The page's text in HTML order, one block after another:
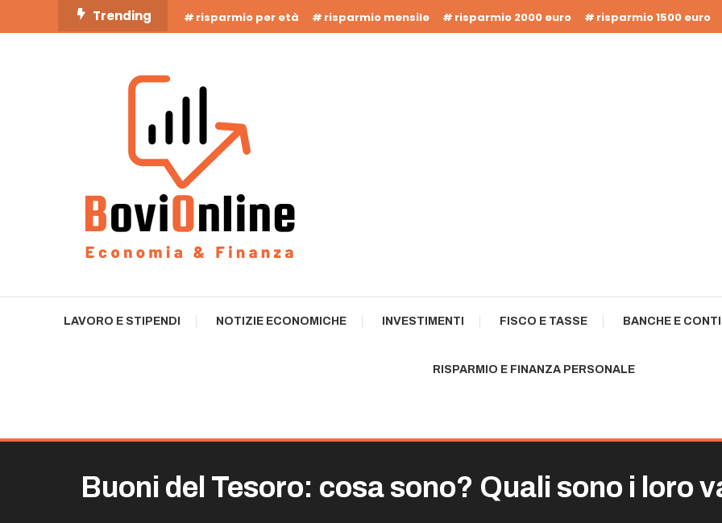
To
Trending risparmio per età risparmio mensile risparmio 2000 euro risparmio 1500 euro
Business Bovionline
LAVORO E STIPENDI NOTIZIE ECONOMICHE INVESTIMENTI FISCO E TASSE BANCHE E CONTI
RISPARMIO E FINANZA PERSONALE
Buoni del Tesoro: cosa sono? Quali sono i loro